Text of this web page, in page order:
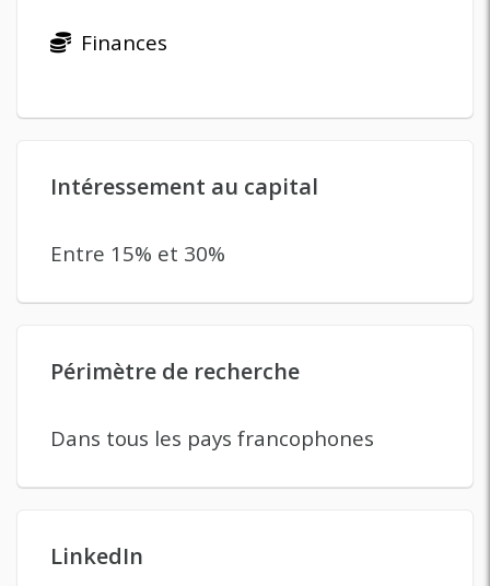
Finances
Intéressement au capital
Entre 15% et 30%
Périmètre de recherche
Dans tous les pays francophones
LinkedIn